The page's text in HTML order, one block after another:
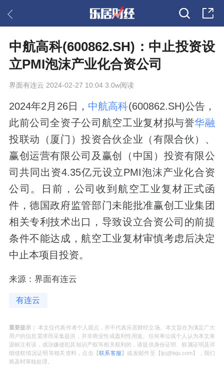
中航高科(600862.SH)：中止投资设
立PMI泡沫产业化合资公司
界面有连云 2024-02-27 10:04 3.0w阅读
2024年2月26日， 中航高科(600862.SH)公告，
此前公司全资子公司航空工业复材拟与誉华融
投联动（厦门）投资合伙企业（有限合伙）、
赢创运营有限公司及赢创（中国）投资有限公
司共同出资4.35亿元设立PMI泡沫产业化合资
公司。日前，公司收到航空工业复材正式函
件，德国政府监管部门未能批准赢创工业集团
相关专利技术出口，导致设立合资公司的前提
条件不能达成，航空工业复材审慎考虑后决定
中止本项目投资。
来源：界面有连云
有连云
重要提示： 本文仅代表作者个人观点，并不代表乐居财经立场。本文旨在为满足广大
用户的信息需求而采集提供，并非商业性或盈利性用途。任何单位或个人认为本文来
源标注有误，或涉嫌侵犯其知识产权等相关权利的，请提供身份证明、权属证明及详
细侵权情况证明等相关资料，点击【联系客服 】或发邮件至【ljcj@leju.com】，我们
将及时审核处理。